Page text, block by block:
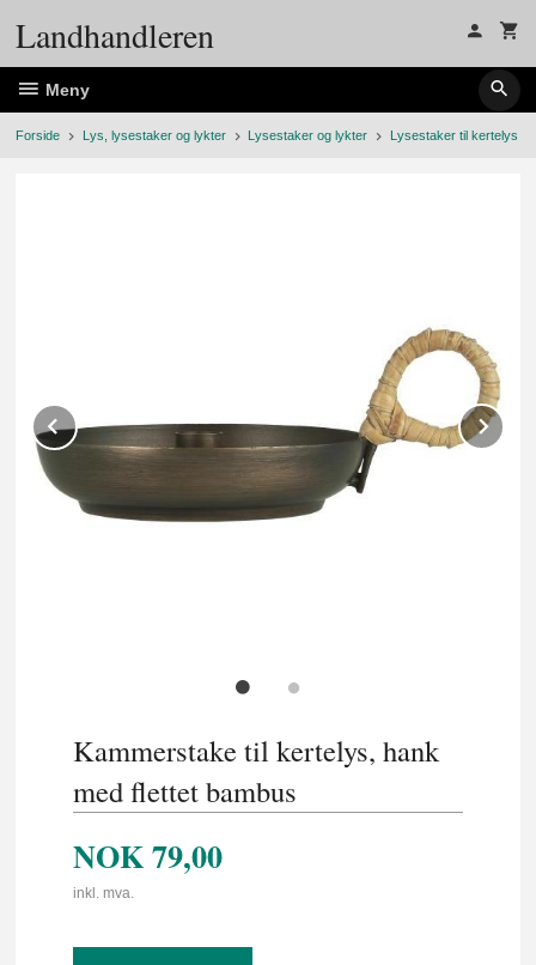
Landhandleren
Meny
Forside Lys, lysestaker og lykter Lysestaker og lykter Lysestaker til kertelys
Prev
Kammerstake til kertelys, hank
med flettet bambus
NOK79,00
inkl. mva.